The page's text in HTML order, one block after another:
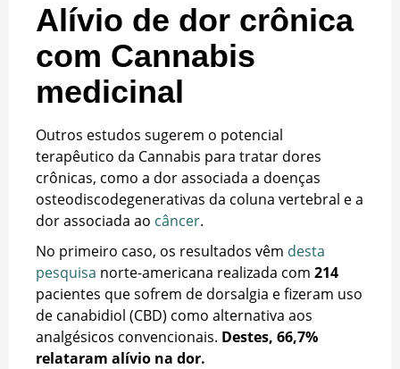
Alívio de dor crônica
com Cannabis
medicinal
Outros estudos sugerem o potencial
terapêutico da Cannabis para tratar dores
crônicas, como a dor associada a doenças
osteodiscodegenerativas da coluna vertebral e a
dor associada ao câncer.
No primeiro caso, os resultados vêm desta
pesquisa norte-americana realizada com 214
pacientes que sofrem de dorsalgia e fizeram uso
de canabidiol (CBD) como alternativa aos
analgésicos convencionais. Destes, 66,7%
relataram alívio na dor.